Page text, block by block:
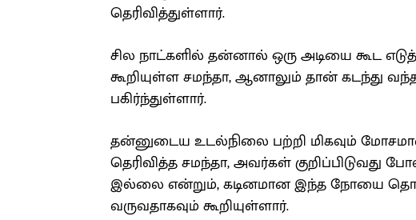
தெரிவித்துள்ளார்.
சில நாட்களில் தன்னால் ஒரு அடியை கூட
கூறியுள்ள சமந்தா, ஆனாலும் தான் கடந்து
பகிர்ந்துள்ளார்.
தன்னுடைய உடல்நிலை பற்றி மிகவும்
தெரிவித்த சமந்தா, அவர்கள் குறிப்பிடுவது
இல்லை என்றும், கடினமான இந்த நோயை
வருவதாகவும் கூறியுள்ளார்.